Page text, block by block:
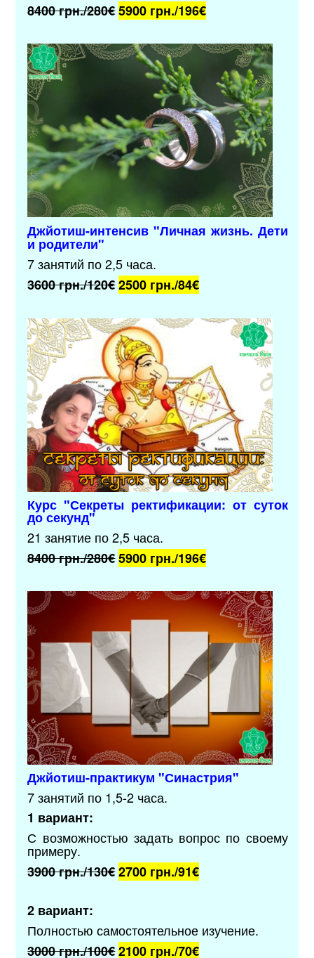
8400 грн./280€5900 грн./196€
Джйотиш-интенсив "Личная жизнь. Дети
и родители"
7 занятий по 2,5 часа.
3600 грн./120€2500 грн./84€
Курс "Секреты ректификации: от суток
до секунд"
21 занятие по 2,5 часа.
8400 грн./280€5900 грн./196€
Джйотиш-практикум "Синастрия"
7 занятий по 1,5-2 часа.
1 вариант:
С возможностью задать вопрос по своему
примеру.
3900 грн./130€2700 грн./91€
2 вариант:
Полностью самостоятельное изучение.
3000 грн./100€2100 грн./70€